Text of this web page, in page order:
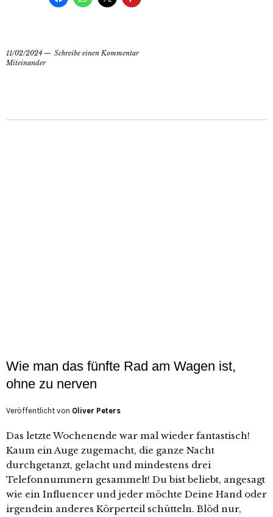
11/02/2024
Schreibe einen Kommentar
Miteinander
Wie man das fünfte Rad am Wagen ist,
ohne zu nerven
Veröffentlicht von Oliver Peters
Das letzte Wochenende war mal wieder fantastisch!
Kaum ein Auge zugemacht, die ganze Nacht
durchgetanzt, gelacht und mindestens drei
Telefonnummern gesammelt! Du bist beliebt, angesagt
wie ein Influencer und jeder möchte Deine Hand oder
irgendein anderes Körperteil schütteln. Blöd nur,